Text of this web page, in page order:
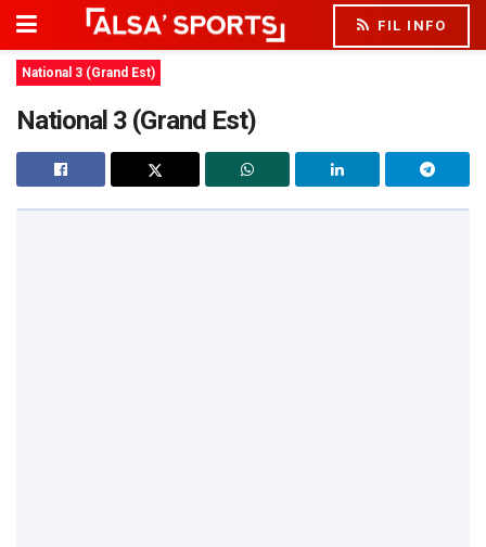
FIL INFO
National 3 (Grand Est)
National 3 (Grand Est)